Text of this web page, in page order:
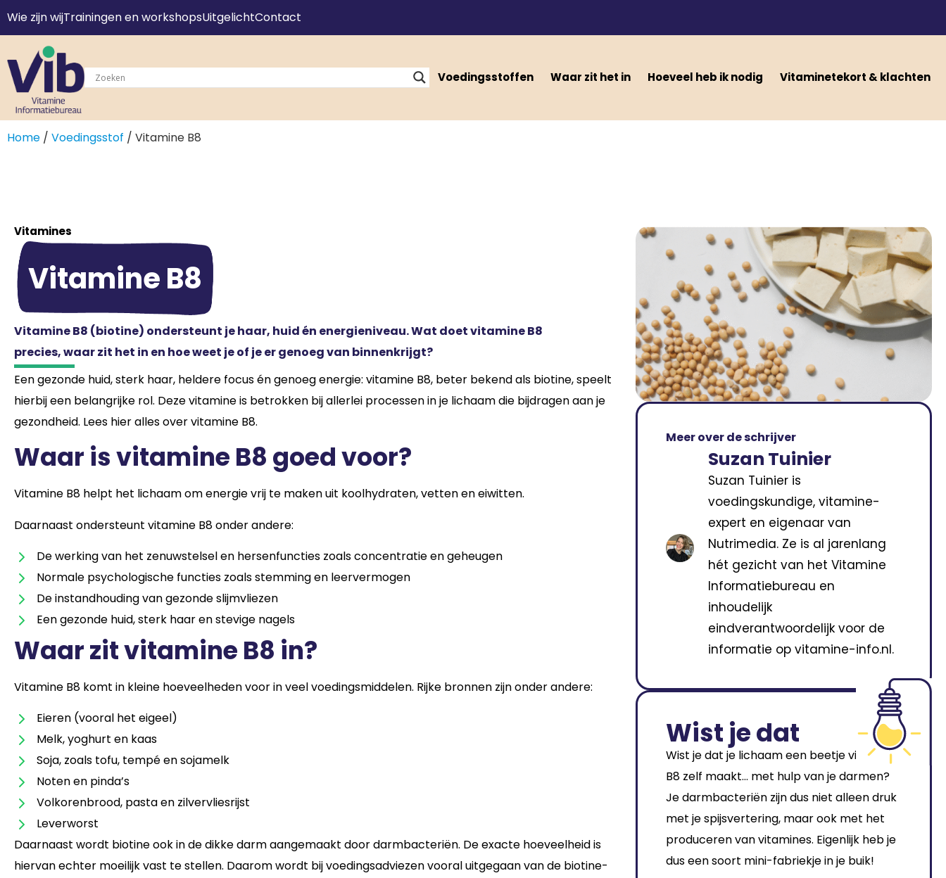
Wie zijn wijTrainingen en workshopsUitgelichtContact
Voedingsstoffen Waar zit het in Hoeveel heb ik nodig Vitaminetekort & klachten
Home / Voedingsstof / Vitamine B8
Vitamines
Vitamine B8
Vitamine B8 (biotine) ondersteunt je haar, huid én energieniveau. Wat doet vitamine B8
precies, waar zit het in en hoe weet je of je er genoeg van binnenkrijgt?
Een gezonde huid, sterk haar, heldere focus én genoeg energie: vitamine B8, beter bekend als biotine, speelt
hierbij een belangrijke rol. Deze vitamine is betrokken bij allerlei processen in je lichaam die bijdragen aan je
gezondheid. Lees hier alles over vitamine B8.
Waar is vitamine B8 goed voor?
Vitamine B8 helpt het lichaam om energie vrij te maken uit koolhydraten, vetten en eiwitten.
Daarnaast ondersteunt vitamine B8 onder andere:
De werking van het zenuwstelsel en hersenfuncties zoals concentratie en geheugen
Normale psychologische functies zoals stemming en leervermogen
De instandhouding van gezonde slijmvliezen
Een gezonde huid, sterk haar en stevige nagels
Waar zit vitamine B8 in?
Vitamine B8 komt in kleine hoeveelheden voor in veel voedingsmiddelen. Rijke bronnen zijn onder andere:
Eieren (vooral het eigeel)
Melk, yoghurt en kaas
Soja, zoals tofu, tempé en sojamelk
Noten en pinda’s
Volkorenbrood, pasta en zilvervliesrijst
Leverworst
Daarnaast wordt biotine ook in de dikke darm aangemaakt door darmbacteriën. De exacte hoeveelheid is
hiervan echter moeilijk vast te stellen. Daarom wordt bij voedingsadviezen vooral uitgegaan van de biotine-
Meer over de schrijver
Suzan Tuinier
Suzan Tuinier is
voedingskundige, vitamine-
expert en eigenaar van
Nutrimedia. Ze is al jarenlang
hét gezicht van het Vitamine
Informatiebureau en
inhoudelijk
eindverantwoordelijk voor de
informatie op vitamine-info.nl.
Wist je dat
Wist je dat je lichaam een beetje vitamine
B8 zelf maakt… met hulp van je darmen?
Je darmbacteriën zijn dus niet alleen druk
met je spijsvertering, maar ook met het
produceren van vitamines. Eigenlijk heb je
dus een soort mini-fabriekje in je buik!